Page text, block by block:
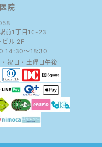
院
前1丁目10-23
ビル 2F
14:30～18:30
祝日・土曜日午後